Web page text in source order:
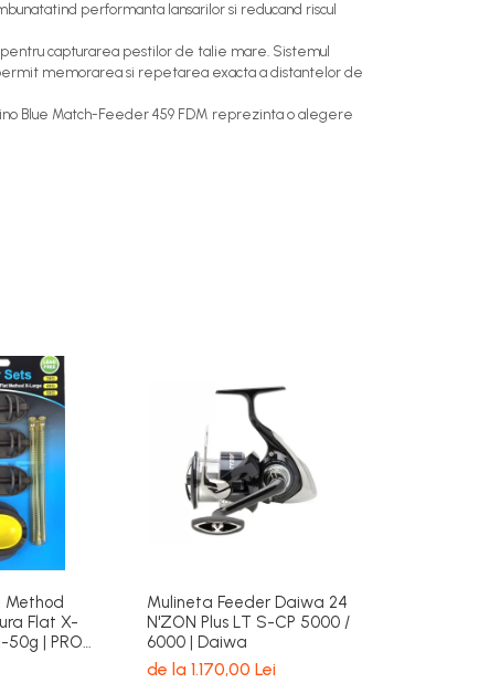
performanta lansarilor si reducand riscul
capturarea pestilor de talie mare. Sistemul
memorarea si repetarea exacta a distantelor de
Blue Match-Feeder 459 FDM reprezinta o alegere
Method
Flat X-
| PRO
Mulineta Feeder Daiwa 24
N'ZON Plus LT S-CP 5000 /
6000 | Daiwa
de la 1.170,00 Lei